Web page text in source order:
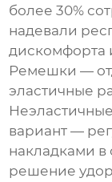
более 30%
надевали
дискомфорта
Ремешки —
эластичные
вариант —
накладками в
решение